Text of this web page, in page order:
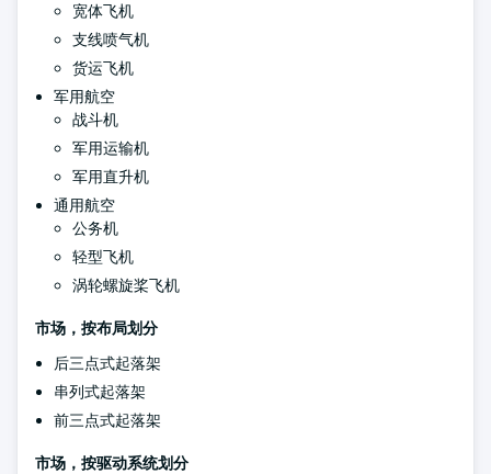
宽体飞机
支线喷气机
货运飞机
军用航空
战斗机
军用运输机
军用直升机
通用航空
公务机
轻型飞机
涡轮螺旋桨飞机
市场，按布局划分
后三点式起落架
串列式起落架
前三点式起落架
市场，按驱动系统划分